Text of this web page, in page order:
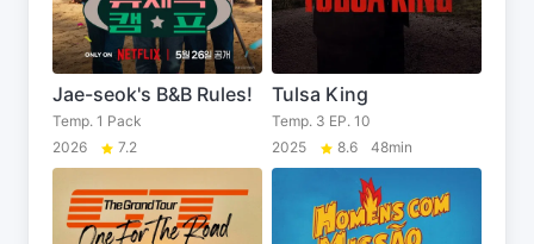
Jae-seok's B&B Rules!
Temp. 1 Pack
2026
7.2
Tulsa King
Temp. 3 EP. 10
2025
8.6 48min